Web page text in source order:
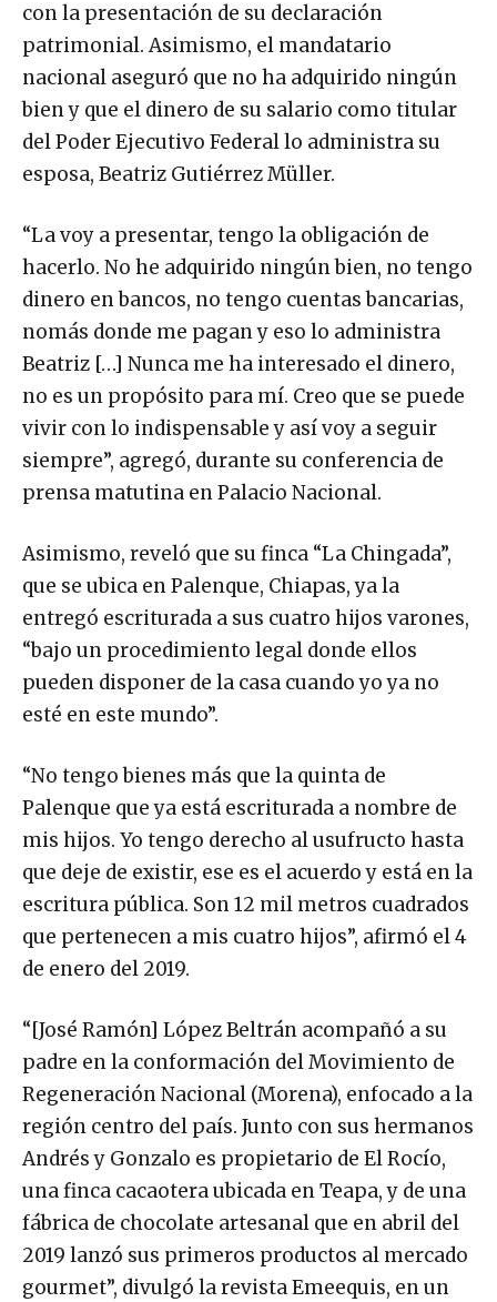
con la presentación de su declaración
patrimonial. Asimismo, el mandatario
nacional aseguró que no ha adquirido ningún
bien y que el dinero de su salario como titular
del Poder Ejecutivo Federal lo administra su
esposa, Beatriz Gutiérrez Müller.
“La voy a presentar, tengo la obligación de
hacerlo. No he adquirido ningún bien, no tengo
dinero en bancos, no tengo cuentas bancarias,
nomás donde me pagan y eso lo administra
Beatriz […] Nunca me ha interesado el dinero,
no es un propósito para mí. Creo que se puede
vivir con lo indispensable y así voy a seguir
siempre”, agregó, durante su conferencia de
prensa matutina en Palacio Nacional.
Asimismo, reveló que su finca “La Chingada”,
que se ubica en Palenque, Chiapas, ya la
entregó escriturada a sus cuatro hijos varones,
“bajo un procedimiento legal donde ellos
pueden disponer de la casa cuando yo ya no
esté en este mundo”.
“No tengo bienes más que la quinta de
Palenque que ya está escriturada a nombre de
mis hijos. Yo tengo derecho al usufructo hasta
que deje de existir, ese es el acuerdo y está en la
escritura pública. Son 12 mil metros cuadrados
que pertenecen a mis cuatro hijos”, afirmó el 4
de enero del 2019.
“[José Ramón] López Beltrán acompañó a su
padre en la conformación del Movimiento de
Regeneración Nacional (Morena), enfocado a la
región centro del país. Junto con sus hermanos
Andrés y Gonzalo es propietario de El Rocío,
una finca cacaotera ubicada en Teapa, y de una
fábrica de chocolate artesanal que en abril del
2019 lanzó sus primeros productos al mercado
gourmet”, divulgó la revista Emeequis, en un